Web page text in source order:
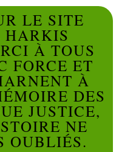
LE SITE
HARKIS
À TOUS
FORCE ET
À
DES
JUSTICE,
NE
OUBLIÉS.